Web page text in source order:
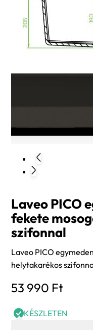
Laveo PICO
fekete
szifonnal
Laveo PICO
helytakarékos
53 990 Ft
KÉSZLETEN